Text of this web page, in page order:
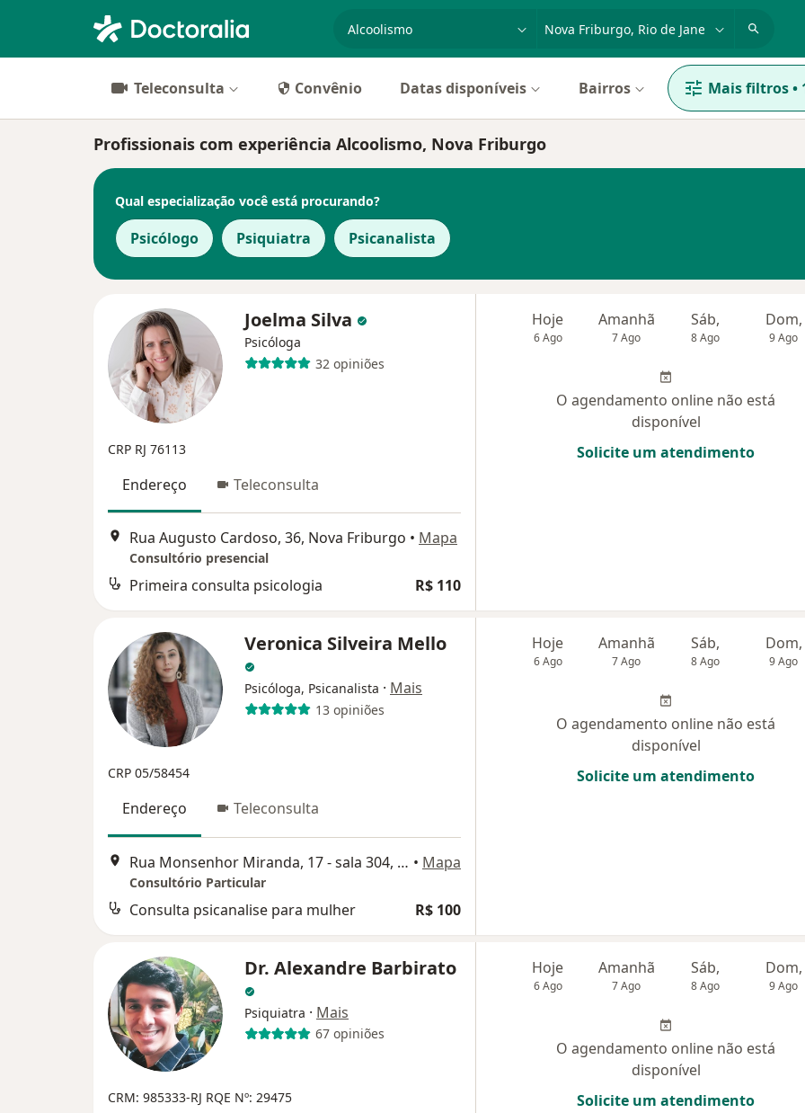
Teleconsulta Convênio Datas disponíveis Bairros Mais filtros•
Profissionais com experiência Alcoolismo, Nova Friburgo
Qual especialização você está procurando?
Psicólogo Psiquiatra Psicanalista
Joelma Silva
Psicóloga
32 opiniões
CRP RJ 76113
Endereço Teleconsulta
Rua Augusto Cardoso, 36, Nova Friburgo • Mapa
Consultório presencial
Primeira consulta psicologia R$ 110
Hoje
6 Ago
Amanhã
7 Ago
Sáb,
8 Ago
Dom,
9 Ago
O agendamento online não está
disponível
Solicite um atendimento
Veronica Silveira Mello
Psicóloga, Psicanalista · Mais
13 opiniões
CRP 05/58454
Endereço Teleconsulta
Rua Monsenhor Miranda, 17 - sala 304, Nova Friburgo • Mapa
Consultório Particular
Consulta psicanalise para mulher R$ 100
Hoje
6 Ago
Amanhã
7 Ago
Sáb,
8 Ago
Dom,
9 Ago
O agendamento online não está
disponível
Solicite um atendimento
Dr. Alexandre Barbirato
Psiquiatra · Mais
67 opiniões
CRM: 985333-RJ RQE Nº: 29475
Hoje
6 Ago
Amanhã
7 Ago
Sáb,
8 Ago
Dom,
9 Ago
O agendamento online não está
disponível
Solicite um atendimento